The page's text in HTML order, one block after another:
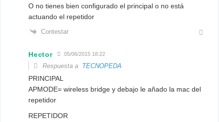
O no tienes bien configurado el principal o no está
actuando el repetidor
Contestar
Hector 05/06/2015 18:22
Respuesta a TECNOPEDA
PRINCIPAL
APMODE= wireless bridge y debajo le añado la mac del
repetidor
REPETIDOR